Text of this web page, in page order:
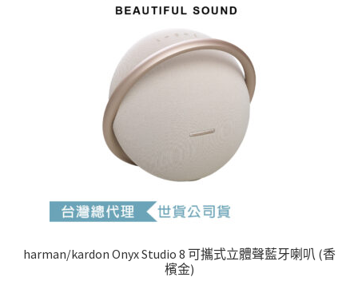
harman/kardon Onyx Studio 8 可攜式立體聲藍牙喇叭 (香
檳金)